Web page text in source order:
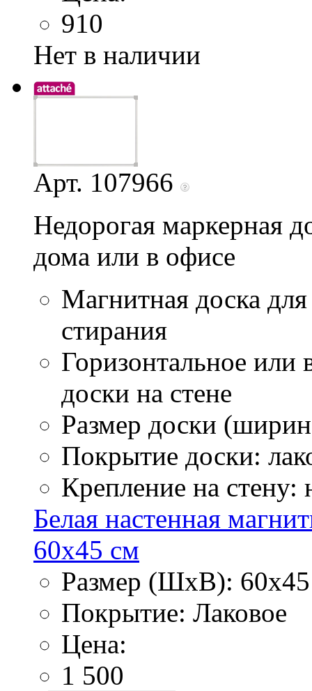
910
Нет в наличии
Арт. 107966
Недорогая маркерная
дома или в офисе
Магнитная доска
стирания
Горизонтальное или
доски на стене
Размер доски
Покрытие доски:
Крепление на стену:
Белая настенная
60х45 см
Размер (ШхВ):
Покрытие: Лаковое
Цена:
1 500